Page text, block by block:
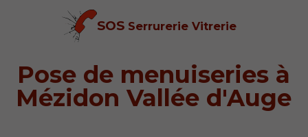
SOSSerrurerie Vitrerie
Pose de menuiseries à
Mézidon Vallée d'Auge